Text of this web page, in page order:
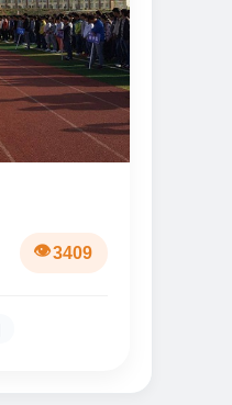
3409